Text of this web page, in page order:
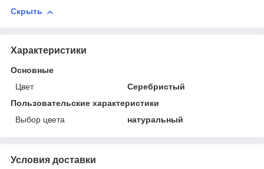
Скрыть
Характеристики
Основные
Цвет
Серебристый
Пользовательские характеристики
Выбор цвета
натуральный
Условия доставки